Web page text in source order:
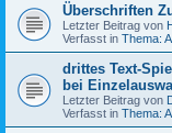
Überschriften
Letzter Beitrag von
Verfasst in Thema:
drittes Text-
bei
Letzter Beitrag von
Verfasst in Thema: